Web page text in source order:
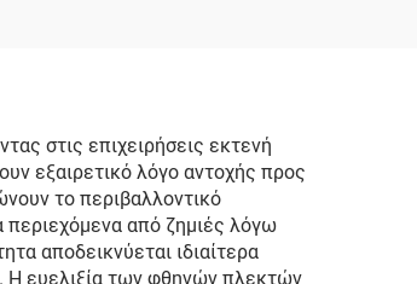
Κορδόνι,
Προσαρμοσμένες
Τσάντες Ψώνισμα με
Λογότυπα
στις επιχειρήσεις εκτενή
εξαιρετικό λόγο αντοχής προς
το περιβαλλοντικό
από ζημιές λόγω
αποδεικνύεται ιδιαίτερα
Η ευελιξία των φθηνών πλεκτών